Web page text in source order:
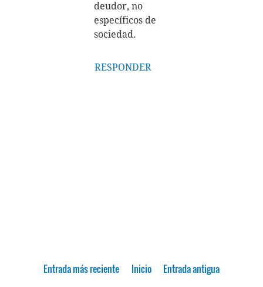
deudor, no
específicos de
sociedad.
RESPONDER
Entrada más reciente Entrada antigua
Inicio